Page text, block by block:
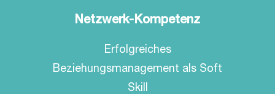
Netzwerk-Kompetenz
Erfolgreiches
Beziehungsmanagement als Soft
Skill